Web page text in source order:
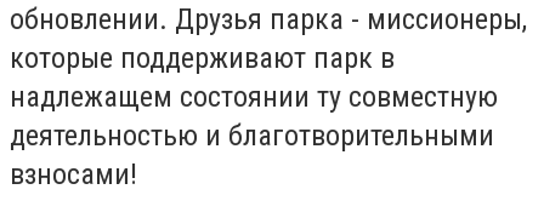
обновлении. Друзья парка - миссионеры,
которые поддерживают парк в
надлежащем состоянии ту совместную
деятельностью и благотворительными
взносами!